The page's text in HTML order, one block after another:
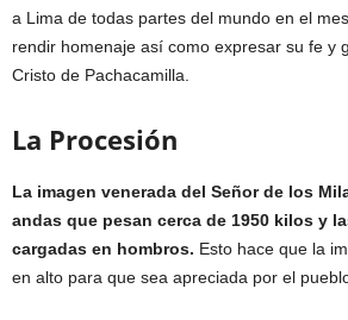
a Lima de todas partes del mundo en el
rendir homenaje así como expresar su fe y
Cristo de Pachacamilla.
La Procesión
La imagen venerada del Señor de los
andas que pesan cerca de 1950 kilos y
cargadas en hombros. Esto hace que la
en alto para que sea apreciada por el